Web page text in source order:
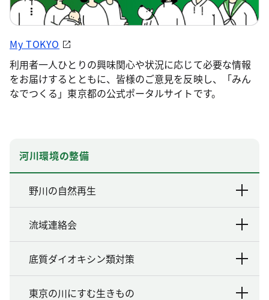
My TOKYO
利用者一人ひとりの興味関心や状況に応じて必要な情報
をお届けするとともに、皆様のご意見を反映し、「みん
なでつくる」東京都の公式ポータルサイトです。
河川環境の整備
野川の自然再生
流域連絡会
底質ダイオキシン類対策
東京の川にすむ生きもの